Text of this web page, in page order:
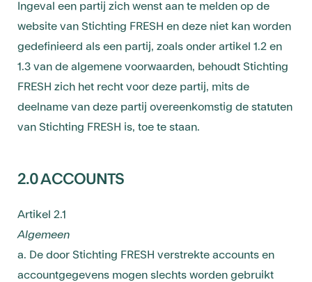
Ingeval een partij zich wenst aan te melden op de
website van Stichting FRESH en deze niet kan worden
gedefinieerd als een partij, zoals onder artikel 1.2 en
1.3 van de algemene voorwaarden, behoudt Stichting
FRESH zich het recht voor deze partij, mits de
deelname van deze partij overeenkomstig de statuten
van Stichting FRESH is, toe te staan.
2.0 ACCOUNTS
Artikel 2.1
Algemeen
a. De door Stichting FRESH verstrekte accounts en
accountgegevens mogen slechts worden gebruikt